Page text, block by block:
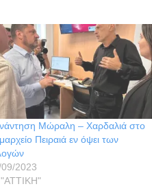
Μώραλη – Χαρδαλιά στο
Πειραιά εν όψει των
2023